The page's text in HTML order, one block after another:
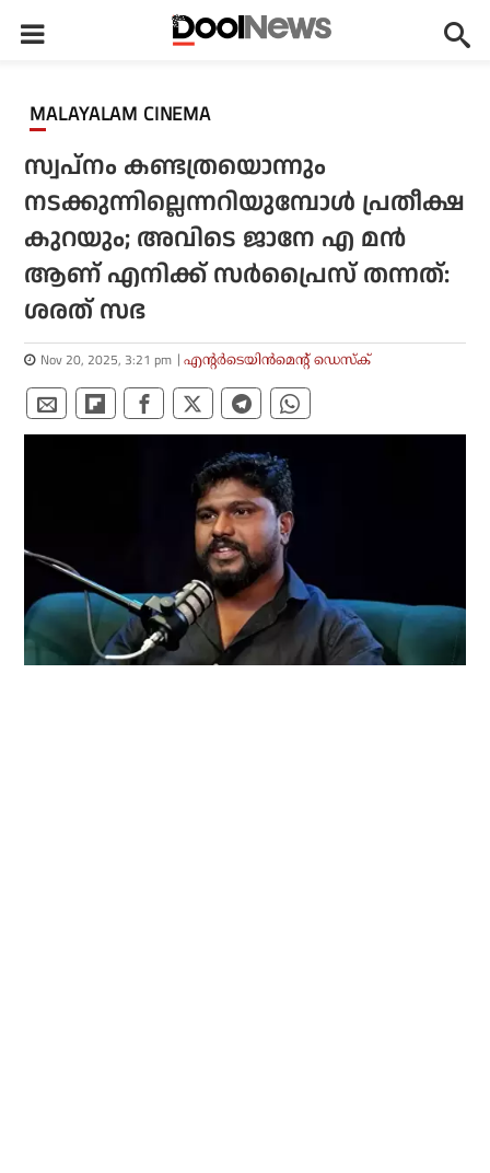
MALAYALAM CINEMA
സ്വപ്നം കണ്ടത്രയൊന്നും
നടക്കുന്നില്ലെന്നറിയുമ്പോള്‍ പ്രതീക്ഷ
കുറയും; അവിടെ ജാനേ എ മന്‍
ആണ് എനിക്ക് സര്‍പ്രൈസ് തന്നത്:
ശരത് സഭ
Nov 20, 2025, 3:21 pm എന്റര്‍ടെയിന്‍മെന്റ് ഡെസ്‌ക്